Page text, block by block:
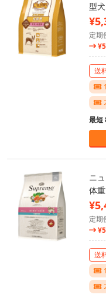
型
定期
送
最短
ニ
体
定期
送